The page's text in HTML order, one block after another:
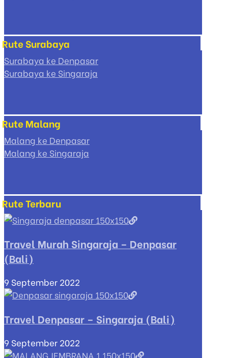
Rute Surabaya
Surabaya ke Denpasar
Surabaya ke Singaraja
Rute Malang
Malang ke Denpasar
Malang ke Singaraja
Rute Terbaru
Travel Murah Singaraja – Denpasar
(Bali)
9 September 2022
Travel Denpasar – Singaraja (Bali)
9 September 2022